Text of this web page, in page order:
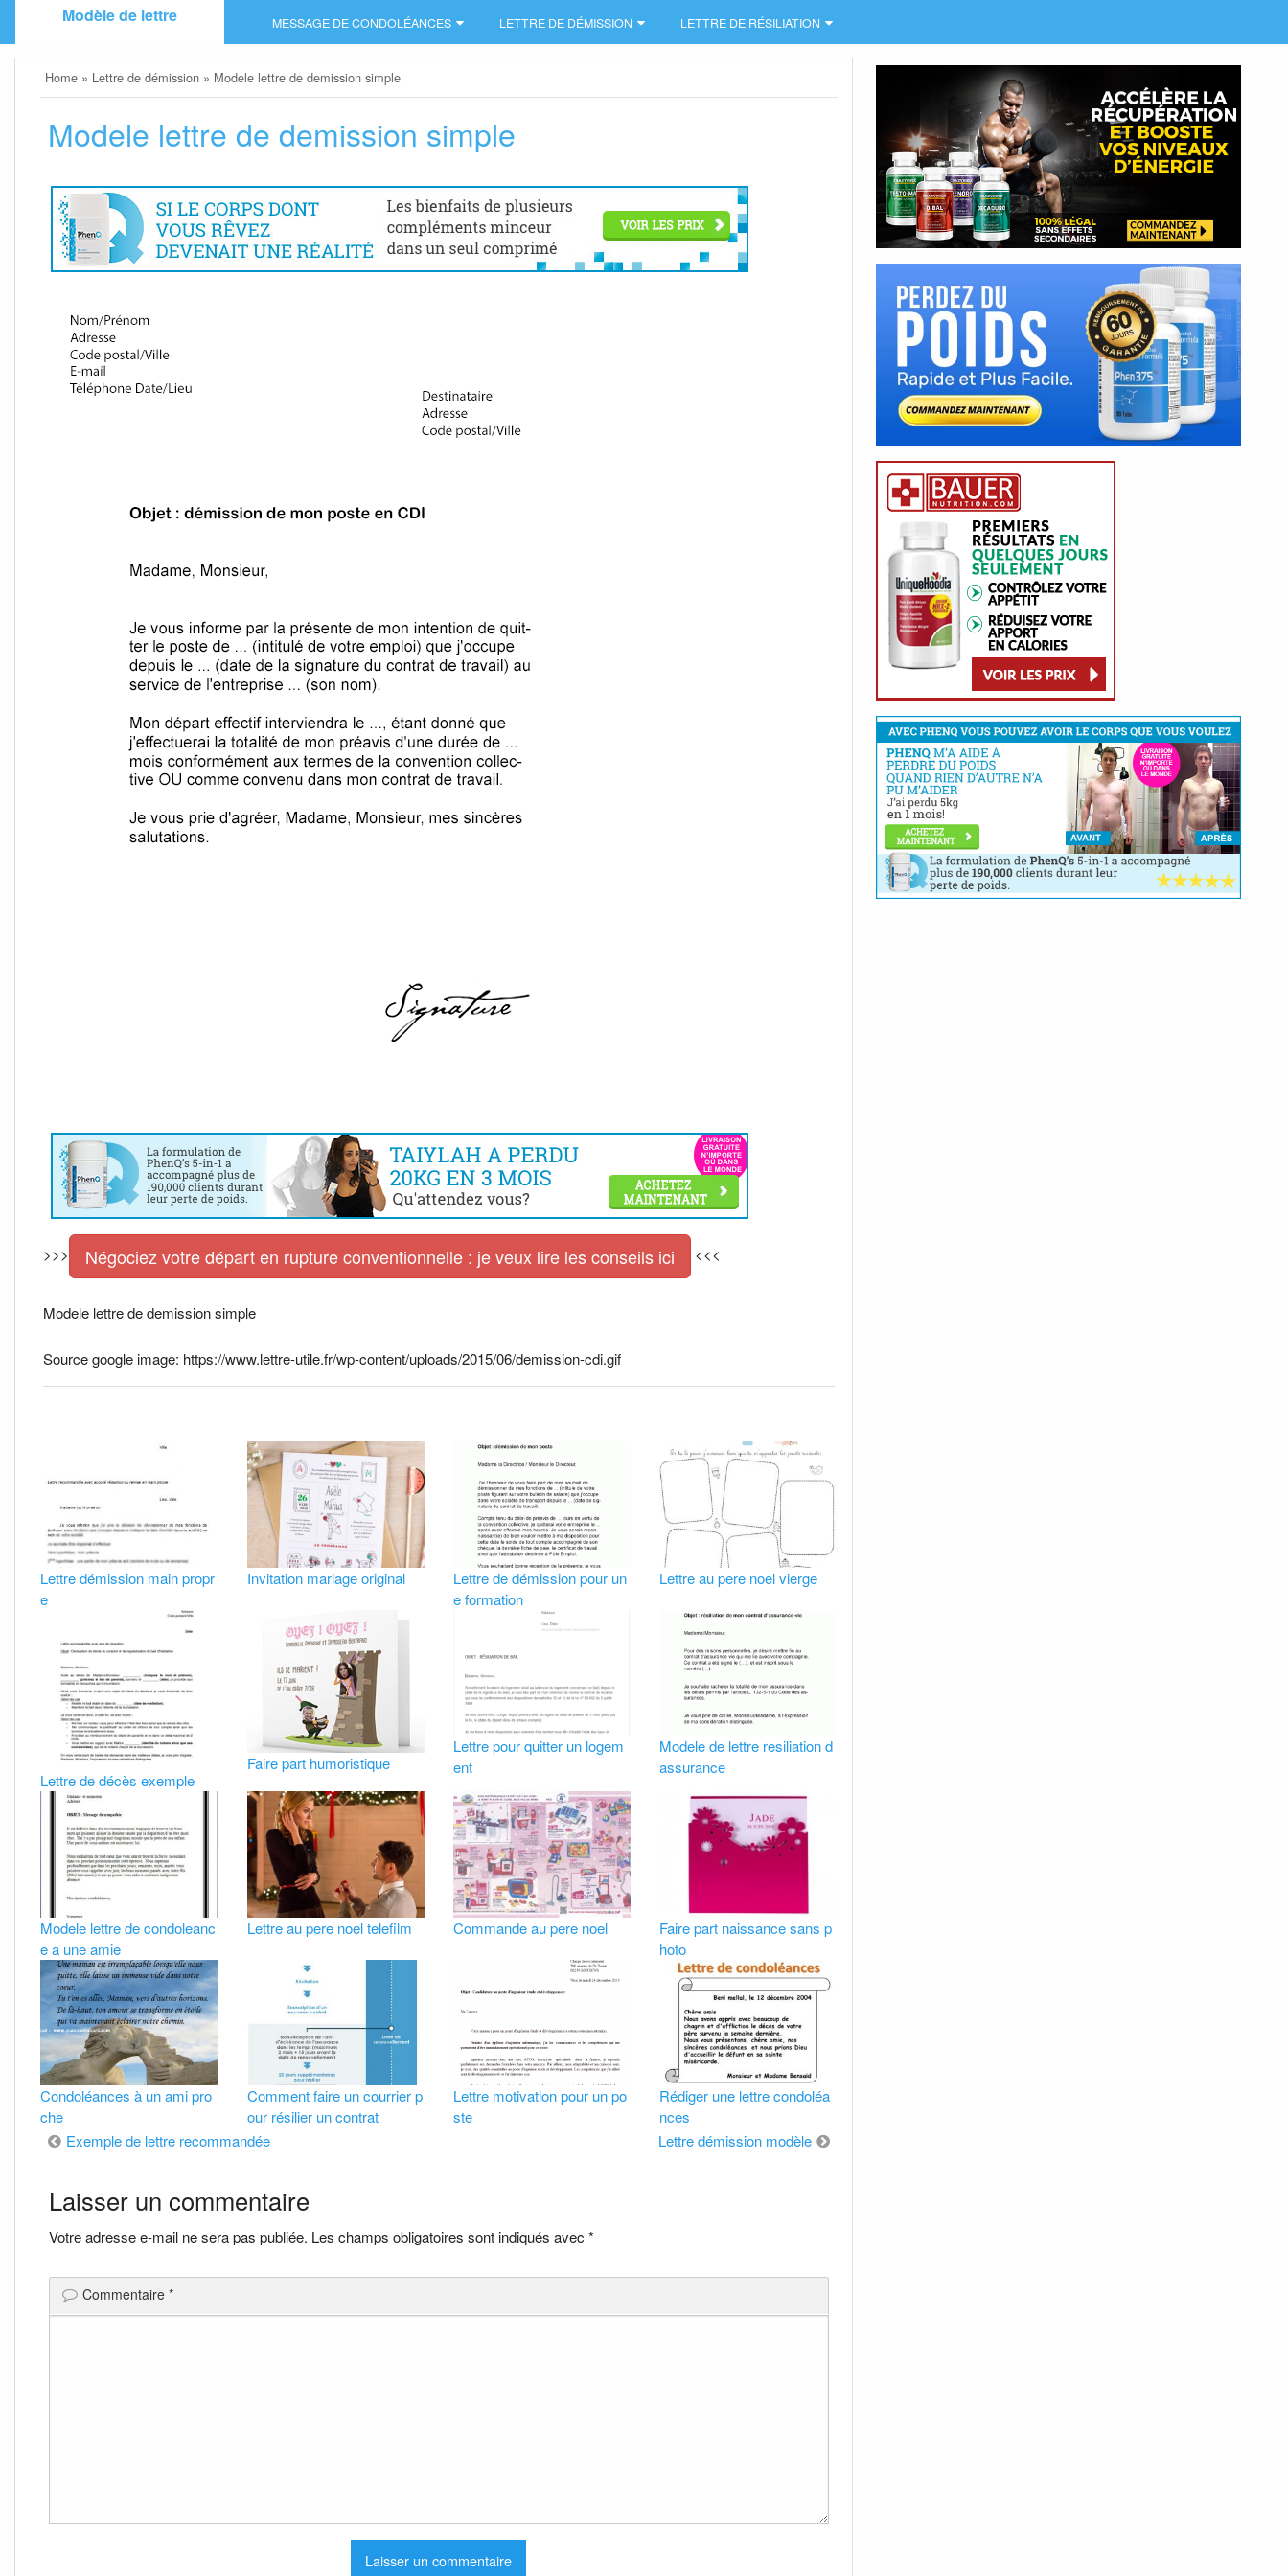
Modèle de lettre MESSAGE DE CONDOLÉANCES LETTRE DE DÉMISSION LETTRE DE RÉSILIATION
Home » Lettre de démission » Modele lettre de demission simple
Modele lettre de demission simple
>>> Négociez votre départ en rupture conventionnelle : je veux lire les conseils ici <<<
Modele lettre de demission simple
Source google image: https://www.lettre-utile.fr/wp-content/uploads/2015/06/demission-cdi.gif
Lettre démission main propr
e
Invitation mariage original
Lettre de démission pour un
e formation
Lettre au pere noel vierge
Lettre de décès exemple
Faire part humoristique
Lettre pour quitter un logem
ent
Modele de lettre resiliation d
assurance
Modele lettre de condoleanc
e a une amie
Lettre au pere noel telefilm Commande au pere noel
Faire part naissance sans p
hoto
Condoléances à un ami pro
che
Comment faire un courrier p
our résilier un contrat
Lettre motivation pour un po
ste
Rédiger une lettre condoléa
nces
Navigation
de
l’article
Exemple de lettre recommandée Lettre démission modèle
Laisser un commentaire
Votre adresse e-mail ne sera pas publiée. Les champs obligatoires sont indiqués avec *
Commentaire *